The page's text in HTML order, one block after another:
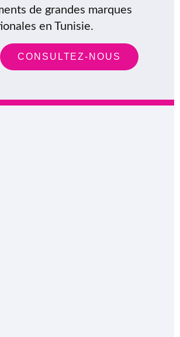
de grandes marques
en Tunisie.
CONSULTEZ-NOUS